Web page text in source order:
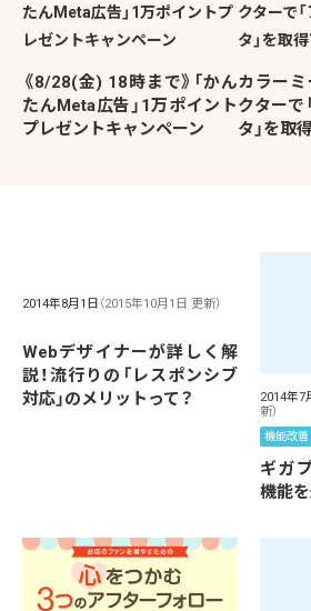
《8/28(金) 18時まで》「かん
たんMeta広告」1万ポイント
プレゼントキャンペーン
カラー
クターで
タ」を取
2014年8月1日 （2015年10月1日 更新）
Webデザイナーが詳しく解
説！流行りの「レスポンシブ
対応」のメリットって？
2014年7
新）
機能改善
ギガ
機能